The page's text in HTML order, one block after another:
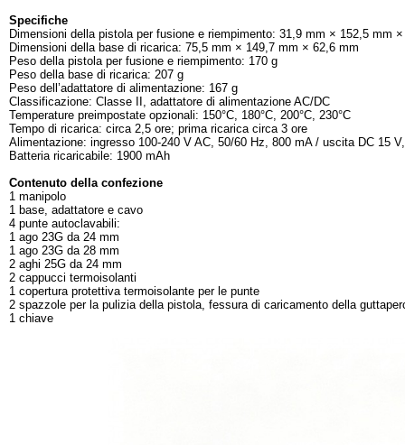
Specifiche
Dimensioni della pistola per fusione e riempimento: 31,9 mm × 152,5 mm
Dimensioni della base di ricarica: 75,5 mm × 149,7 mm × 62,6 mm
Peso della pistola per fusione e riempimento: 170 g
Peso della base di ricarica: 207 g
Peso dell’adattatore di alimentazione: 167 g
Classificazione: Classe II, adattatore di alimentazione AC/DC
Temperature preimpostate opzionali: 150°C, 180°C, 200°C, 230°C
Tempo di ricarica: circa 2,5 ore; prima ricarica circa 3 ore
Alimentazione: ingresso 100-240 V AC, 50/60 Hz, 800 mA / uscita DC 15
Batteria ricaricabile: 1900 mAh
Contenuto della confezione
1 manipolo
1 base, adattatore e cavo
4 punte autoclavabili:
1 ago 23G da 24 mm
1 ago 23G da 28 mm
2 aghi 25G da 24 mm
2 cappucci termoisolanti
1 copertura protettiva termoisolante per le punte
2 spazzole per la pulizia della pistola, fessura di caricamento della
1 chiave